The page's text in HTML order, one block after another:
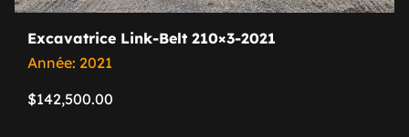
Excavatrice Link-Belt 210×3-2021
Année: 2021
$142,500.00